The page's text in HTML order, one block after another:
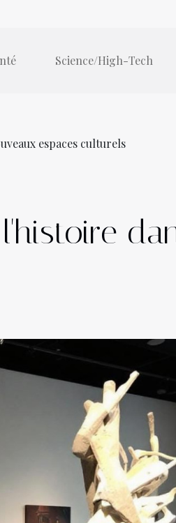
Science/High-Tech
espaces culturels